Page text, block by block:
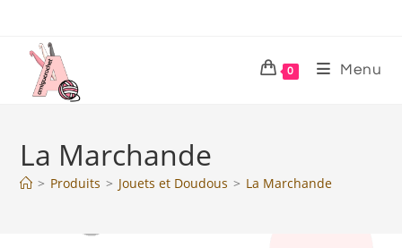
0 Menu
La Marchande
> Produits > Jouets et Doudous > La Marchande